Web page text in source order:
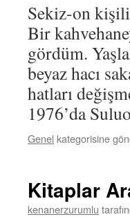
Sekiz-on
Bir
gördüm.
beyaz hacı
hatları
1976’da
Genel kategorisine
Kitaplar
kenanerzurumlu